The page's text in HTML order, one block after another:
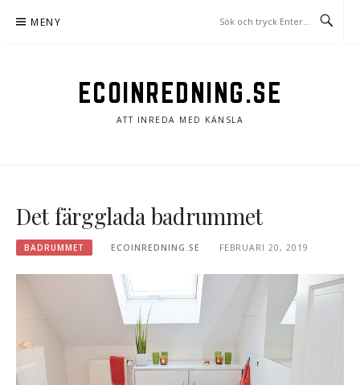
MENY
ECOINREDNING.SE
ATT INREDA MED KÄNSLA
Det färgglada badrummet
BADRUMMET ECOINREDNING.SE FEBRUARI 20, 2019